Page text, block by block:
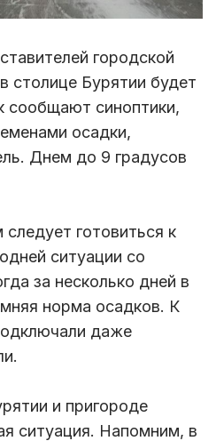
городской
столице Бурятии будет
сообщают синоптики,
осадки,
Днем до 9 градусов
готовиться к
ситуации со
за несколько дней в
норма осадков. К
даже
и пригороде
ситуация. Напомним, в